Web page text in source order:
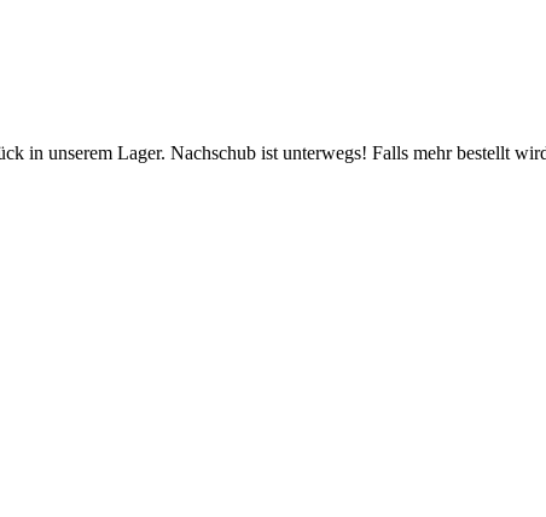
in unserem Lager. Nachschub ist unterwegs! Falls mehr bestellt